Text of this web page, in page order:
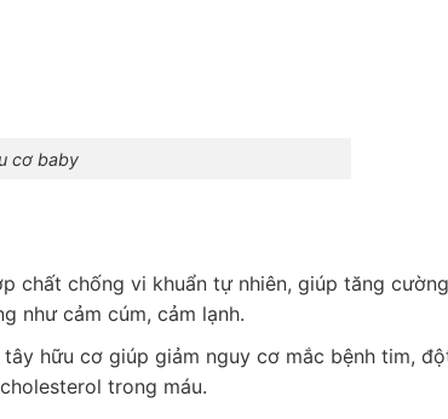
cơ baby
chất chống vi khuẩn tự nhiên, giúp tăng
như cảm cúm, cảm lạnh.
hữu cơ giúp giảm nguy cơ mắc bệnh tim,
trong máu.